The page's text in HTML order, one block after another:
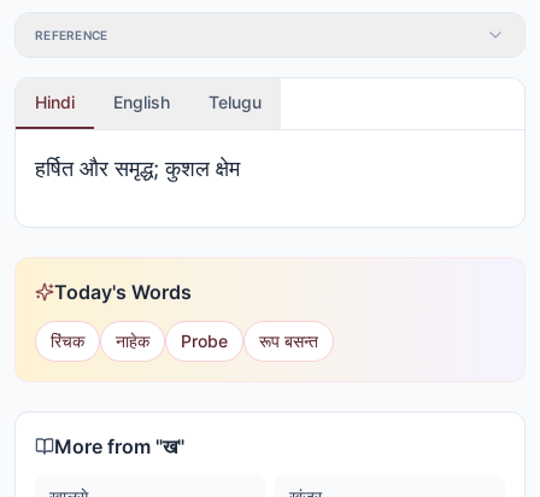
REFERENCE
Hindi English Telugu
हर्षित और समृद्ध; कुशल क्षेम
Today's Words
रिंचक नाहेक Probe रूप बसन्त
More from "ख"